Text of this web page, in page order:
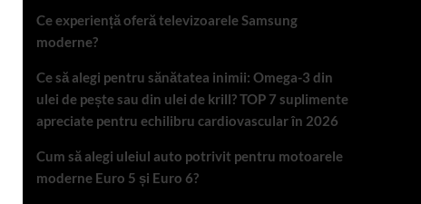
Ce experiență oferă televizoarele Samsung
moderne?
Ce să alegi pentru sănătatea inimii: Omega-3 din
ulei de pește sau din ulei de krill? TOP 7 suplimente
apreciate pentru echilibru cardiovascular în 2026
Cum să alegi uleiul auto potrivit pentru motoarele
moderne Euro 5 și Euro 6?